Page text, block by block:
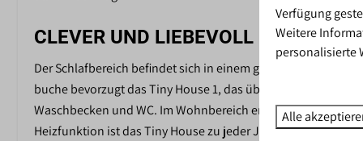
CLEVER UND LIEBEVOLL GESTALTET
Der Schlafbereich befindet sich in einem gemütlichen
buche bevorzugt das Tiny House 1, das über ein
Waschbecken und WC. Im Wohnbereich entspannen Sie auf
Heizfunktion ist das Tiny House zu jeder Jahreszeit
Verfügung
Weitere
personalisierte
Alle